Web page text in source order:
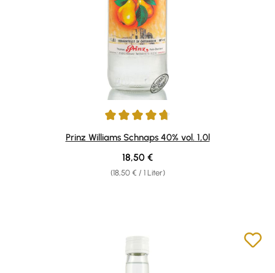
Durchschnittliche Bewertung von 4.81 von 5 Sternen
Prinz Williams Schnaps 40% vol. 1,0l
(18,50 € / 1 Liter)
Regulärer Preis:
18,50 €